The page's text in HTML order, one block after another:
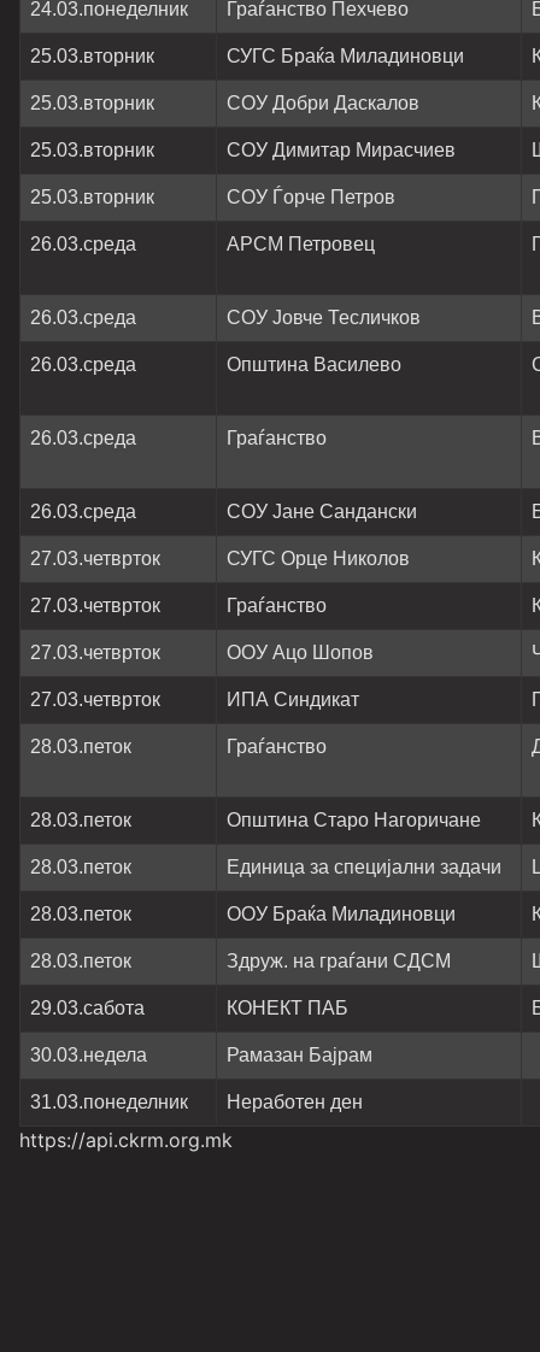
24.03.понеделник Граѓанство Пехчево
25.03.вторник СУГС Браќа Миладиновци
25.03.вторник СОУ Добри Даскалов
25.03.вторник СОУ Димитар Мирасчиев
25.03.вторник СОУ Ѓорче Петров
26.03.среда АРСМ Петровец
26.03.среда СОУ Јовче Тесличков
26.03.среда Општина Василево
26.03.среда Граѓанство
26.03.среда СОУ Јане Сандански
27.03.четврток СУГС Орце Николов
27.03.четврток Граѓанство
27.03.четврток ООУ Ацо Шопов
27.03.четврток ИПА Синдикат
28.03.петок Граѓанство
28.03.петок Општина Старо Нагоричане
28.03.петок Единица за специјални задачи
28.03.петок ООУ Браќа Миладиновци
28.03.петок Здруж. на граѓани СДСМ
29.03.сабота КОНЕКТ ПАБ
30.03.недела Рамазан Бајрам
31.03.понеделник Неработен ден
https://api.ckrm.org.mk